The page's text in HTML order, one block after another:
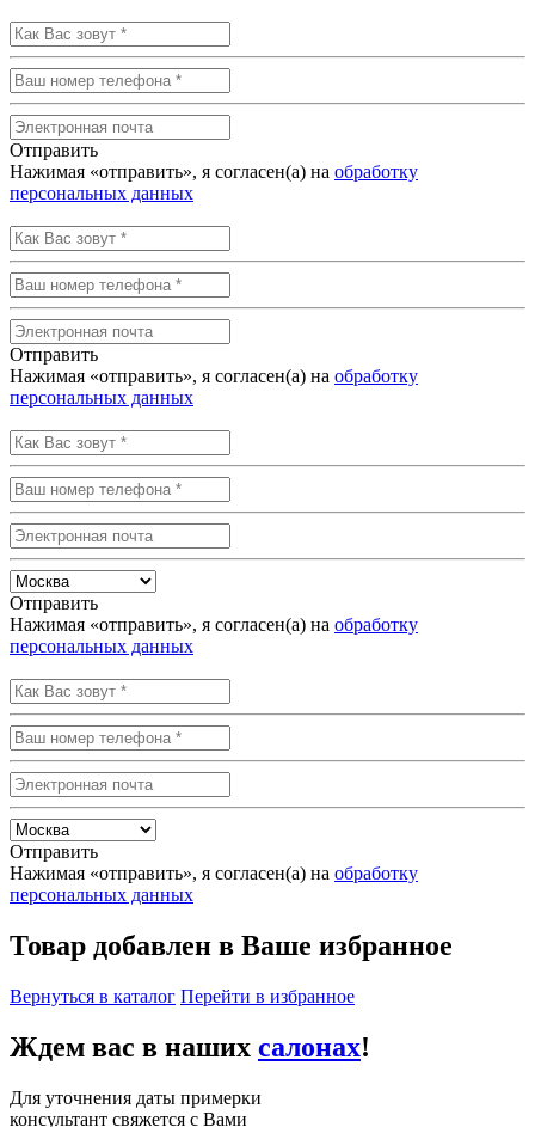
Отправить
Нажимая «отправить», я согласен(а) на обработку
персональных данных
Отправить
Нажимая «отправить», я согласен(а) на обработку
персональных данных
Отправить
Нажимая «отправить», я согласен(а) на обработку
персональных данных
Отправить
Нажимая «отправить», я согласен(а) на обработку
персональных данных
Товар добавлен в Ваше избранное
Вернуться в каталог Перейти в избранное
Ждем вас в наших салонах!
Для уточнения даты примерки
консультант свяжется с Вами